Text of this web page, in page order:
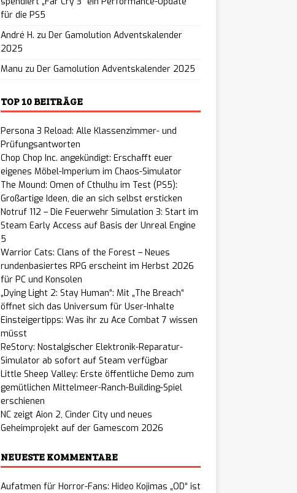
für die PS5
André H. zu Der Gamolution Adventskalender
2025
Manu zu Der Gamolution Adventskalender 2025
TOP 10 BEITRÄGE
Persona 3 Reload: Alle Klassenzimmer- und
Prüfungsantworten
Chop Chop Inc. angekündigt: Erschafft euer
eigenes Möbel-Imperium im Chaos-Simulator
The Mound: Omen of Cthulhu im Test (PS5):
Großartige Ideen, die an sich selbst ersticken
Notruf 112 – Die Feuerwehr Simulation 3: Start im
Steam Early Access auf Basis der Unreal Engine
5
Warrior Cats: Clans of the Forest – Neues
rundenbasiertes RPG erscheint im Herbst 2026
für PC und Konsolen
„Dying Light 2: Stay Human“: Mit „The Breach“
öffnet sich das Universum für User-Inhalte
Einsteigertipps: Was ihr zu Ace Combat 7 wissen
müsst
ReStory: Nostalgischer Elektronik-Reparatur-
Simulator ab sofort auf Steam verfügbar
Little Sheep Valley: Erste öffentliche Demo zum
gemütlichen Mittelmeer-Ranch-Building-Spiel
erschienen
NC zeigt Aion 2, Cinder City und neues
Geheimprojekt auf der Gamescom 2026
NEUESTE KOMMENTARE
Aufatmen für Horror-Fans: Hideo Kojimas „OD“ ist